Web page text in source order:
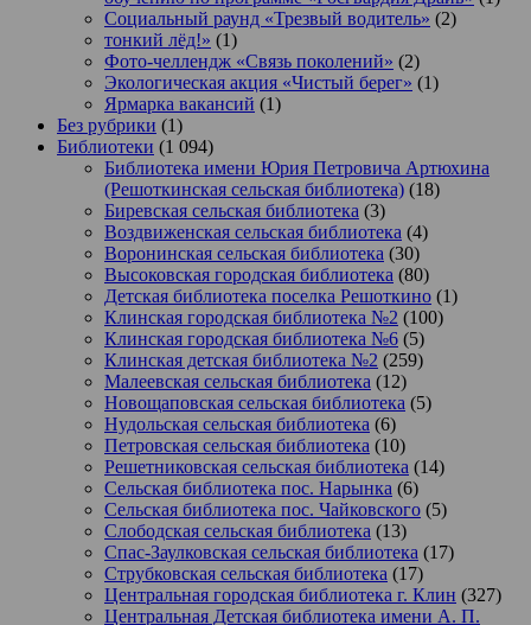
Социальный раунд «Трезвый водитель» (2)
тонкий лёд!» (1)
Фото-челлендж «Связь поколений» (2)
Экологическая акция «Чистый берег» (1)
Ярмарка вакансий (1)
Без рубрики (1)
Библиотеки (1 094)
Библиотека имени Юрия Петровича Артюхина
(Решоткинская сельская библиотека) (18)
Биревская сельская библиотека (3)
Воздвиженская сельская библиотека (4)
Воронинская сельская библиотека (30)
Высоковская городская библиотека (80)
Детская библиотека поселка Решоткино (1)
Клинская городская библиотека №2 (100)
Клинская городская библиотека №6 (5)
Клинская детская библиотека №2 (259)
Малеевская сельская библиотека (12)
Новощаповская сельская библиотека (5)
Нудольская сельская библиотека (6)
Петровская сельская библиотека (10)
Решетниковская сельская библиотека (14)
Сельская библиотека пос. Нарынка (6)
Сельская библиотека пос. Чайковского (5)
Слободская сельская библиотека (13)
Спас-Заулковская сельская библиотека (17)
Струбковская сельская библиотека (17)
Центральная городская библиотека г. Клин (327)
Центральная Детская библиотека имени А. П.